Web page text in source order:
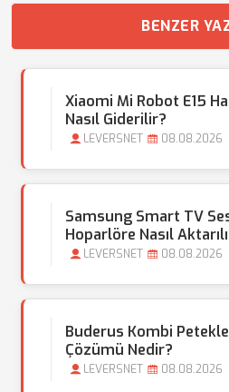
BENZER
Xiaomi Mi Robot E15
Nasıl Giderilir?
LEVERSNET 08.08.2026
Samsung Smart TV Ses
Hoparlöre Nasıl
LEVERSNET 08.08.2026
Buderus Kombi
Çözümü Nedir?
LEVERSNET 08.08.2026